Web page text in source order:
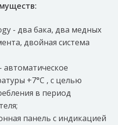
- два бака, два медных
двойная система
автоматическое
+7°C , с целью
в период
панель с индикацией